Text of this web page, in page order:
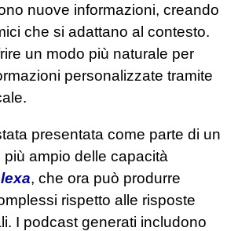
nuove informazioni, creando
che si adattano al contesto.
un modo più naturale per
personalizzate tramite
presentata come parte di un
ampio delle capacità
, che ora può produrre
rispetto alle risposte
I podcast generati includono